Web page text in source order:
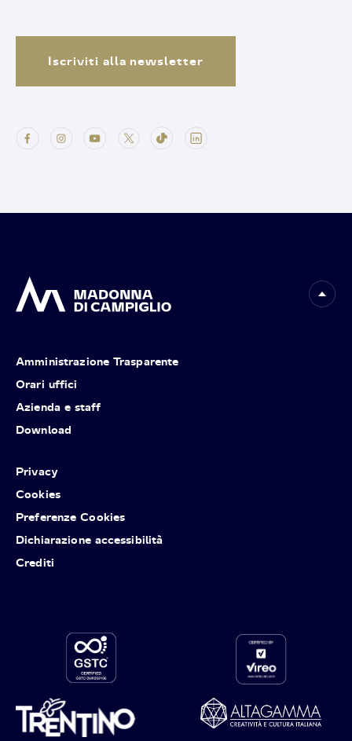
Iscriviti alla newsletter
Amministrazione Trasparente
Orari uffici
Azienda e staff
Download
Privacy
Cookies
Preferenze Cookies
Dichiarazione accessibilità
Crediti